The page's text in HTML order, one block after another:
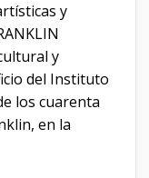
y
y
del Instituto
los cuarenta
en la